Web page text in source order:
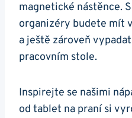
magnetické nástěnce.
organizéry budete mít
a ještě zároveň
pracovním stole.
Inspirejte se našimi
od ⁢tablet na praní si